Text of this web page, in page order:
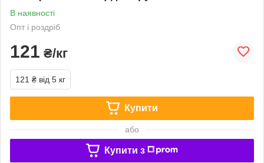
В наявності
Опт і роздріб
121 ₴/кг
121 ₴ від 5 кг
Купити
або
Купити з